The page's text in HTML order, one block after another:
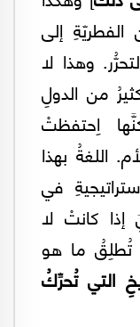
إلى
وهذا لا
من الدولِ
اِحتفظتْ
اللغةُ بهذا
في
إذا كانتْ لا
تُطلِقُ ما هو
التي تُحرِّكُ